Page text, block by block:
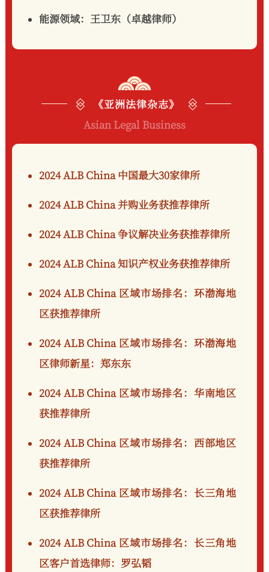
能源领域：王卫东（卓越律师）
《亚洲法律杂志》
Asian Legal Business
2024 ALB China 中国最大30家律所
2024 ALB China 并购业务获推荐律所
2024 ALB China 争议解决业务获推荐律所
2024 ALB China 知识产权业务获推荐律所
2024 ALB China 区域市场排名： 环渤海地
区获推荐律所
2024 ALB China 区域市场排名： 环渤海地
区律师新星：郑东东
2024 ALB China 区域市场排名： 华南地区
获推荐律所
2024 ALB China 区域市场排名： 西部地区
获推荐律所
2024 ALB China 区域市场排名： 长三角地
区获推荐律所
2024 ALB China 区域市场排名： 长三角地
区客户首选律师：罗弘韬